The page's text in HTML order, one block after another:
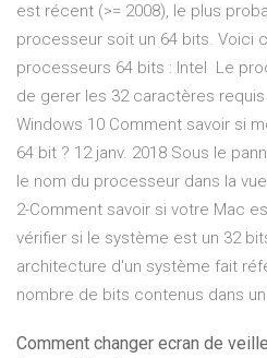
est récent (>= 2008), le plus
processeur soit un 64 bits. Voici
processeurs 64 bits : Intel Le
de gerer les 32 caractères
Windows 10 Comment savoir si
64 bit ? 12 janv. 2018 Sous le
le nom du processeur dans la
2-Comment savoir si votre Mac
vérifier si le système est un 32
architecture d'un système fait
nombre de bits contenus dans un
Comment changer ecran de